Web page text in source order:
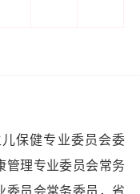
保健专业委员会委
管理专业委员会常务
委员会常务委员，省